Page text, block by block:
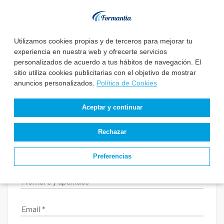
Utilizamos cookies propias y de terceros para mejorar tu
experiencia en nuestra web y ofrecerte servicios
personalizados de acuerdo a tus hábitos de navegación. El
sitio utiliza cookies publicitarias con el objetivo de mostrar
anuncios personalizados. Política de Cookies
Aceptar y continuar
Rechazar
Preferencias
Solicita información